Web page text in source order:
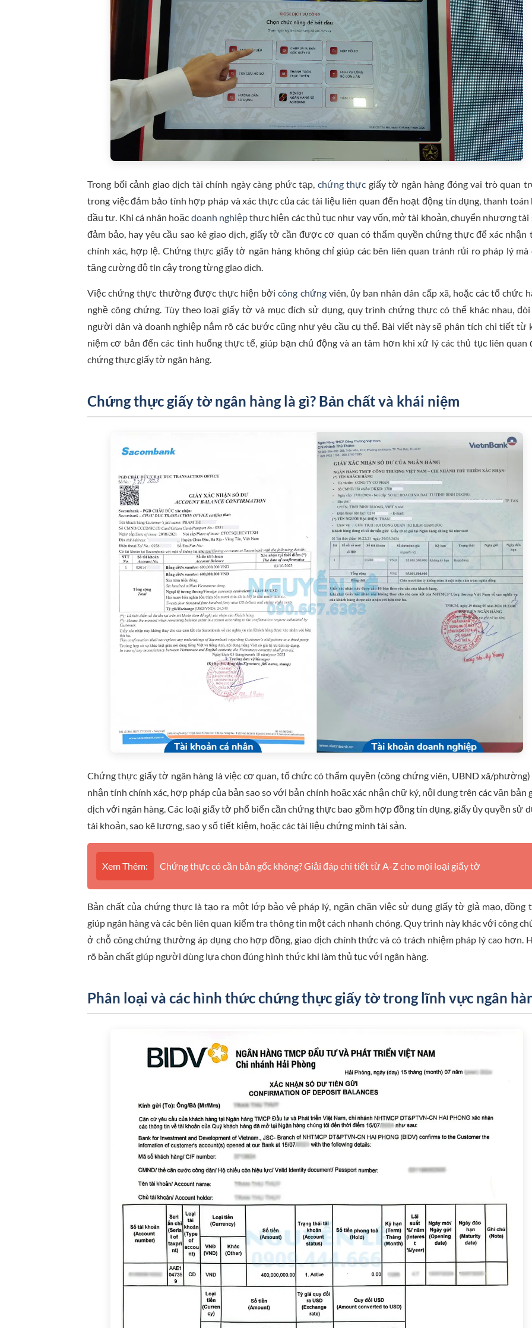
Trong bối cảnh giao dịch tài chính ngày càng phức tạp, chứng thực giấy tờ ngân hàng đóng vai trò quan
trong việc đảm bảo tính hợp pháp và xác thực của các tài liệu liên quan đến hoạt động tín dụng, thanh toán
đầu tư. Khi cá nhân hoặc doanh nghiệpthực hiện các thủ tục như vay vốn, mở tài khoản, chuyển nhượng tài
đảm bảo, hay yêu cầu sao kê giao dịch, giấy tờ cần được cơ quan có thẩm quyền chứng thực để xác nhận
chính xác, hợp lệ. Chứng thực giấy tờ ngân hàng không chỉ giúp các bên liên quan tránh rủi ro pháp lý mà
tăng cường độ tin cậy trong từng giao dịch.
Việc chứng thực thường được thực hiện bởicông chứngviên, ủy ban nhân dân cấp xã, hoặc các tổ chức
nghề công chứng. Tùy theo loại giấy tờ và mục đích sử dụng, quy trình chứng thực có thể khác nhau, đòi
người dân và doanh nghiệp nắm rõ các bước cũng như yêu cầu cụ thể. Bài viết này sẽ phân tích chi tiết từ
niệm cơ bản đến các tình huống thực tế, giúp bạn chủ động và an tâm hơn khi xử lý các thủ tục liên quan
chứng thực giấy tờ ngân hàng.
Chứng thực giấy tờ ngân hàng là gì? Bản chất và khái niệm
Chứng thực giấy tờ ngân hàng là việc cơ quan, tổ chức có thẩm quyền (công chứng viên, UBND xã/phường)
nhận tính chính xác, hợp pháp của bản sao so với bản chính hoặc xác nhận chữ ký, nội dung trên các văn bản
dịch với ngân hàng. Các loại giấy tờ phổ biến cần chứng thực bao gồm hợp đồng tín dụng, giấy ủy quyền sử
tài khoản, sao kê lương, sao y sổ tiết kiệm, hoặc các tài liệu chứng minh tài sản.
Xem Thêm: Chứng thực có cần bản gốc không? Giải đáp chi tiết từ A-Z cho mọi loại giấy tờ
Bản chất của chứng thực là tạo ra một lớp bảo vệ pháp lý, ngăn chặn việc sử dụng giấy tờ giả mạo, đồng
giúp ngân hàng và các bên liên quan kiểm tra thông tin một cách nhanh chóng. Quy trình này khác với công
ở chỗ công chứng thường áp dụng cho hợp đồng, giao dịch chính thức và có trách nhiệm pháp lý cao hơn.
rõ bản chất giúp người dùng lựa chọn đúng hình thức khi làm thủ tục với ngân hàng.
Phân loại và các hình thức chứng thực giấy tờ trong lĩnh vực ngân